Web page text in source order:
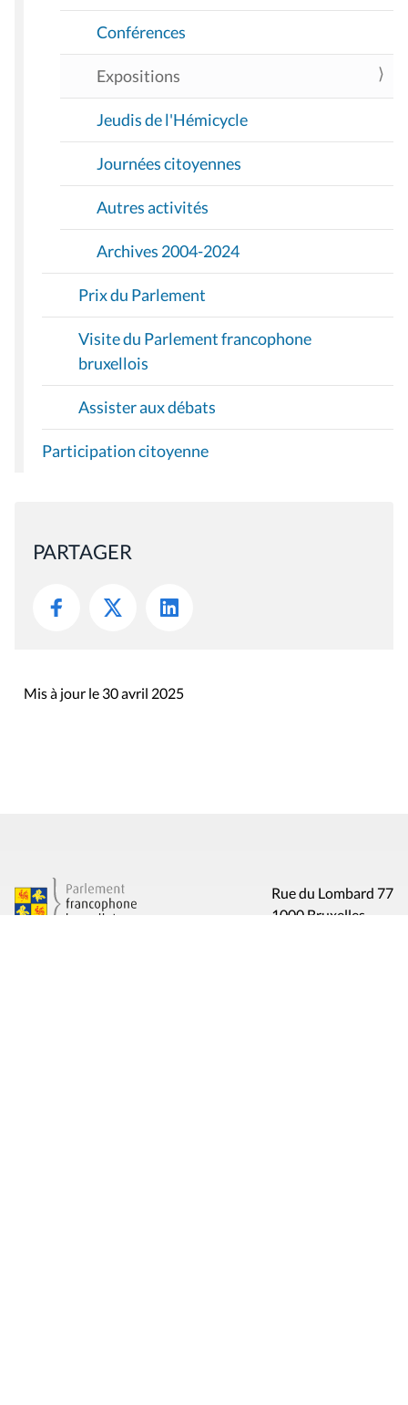
Conférences
Expositions
Jeudis de l'Hémicycle
Journées citoyennes
Autres activités
Archives 2004-2024
Prix du Parlement
Visite du Parlement francophone
bruxellois
Assister aux débats
Participation citoyenne
PARTAGER
Mis à jour le 30 avril 2025
Rue du Lombard 77
1000 Bruxelles